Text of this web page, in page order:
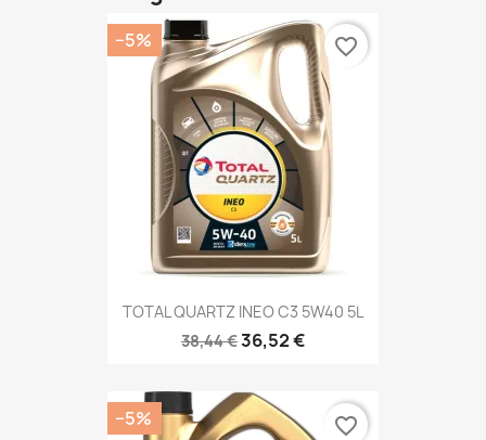
TOTAL QUARTZ INEO C3 5W40 5L
38,44 €36,52 €
−5% favorite_border
−5% favorite_border